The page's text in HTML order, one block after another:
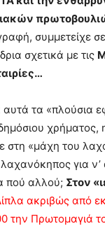
συμμετείχε
σχετικά με τις
αυτά τα «πλούσια
χρήματος,
στη «μάχη του
για ν’
πού αλλού; Στον
ακριβώς από
την Πρωτομαγιά